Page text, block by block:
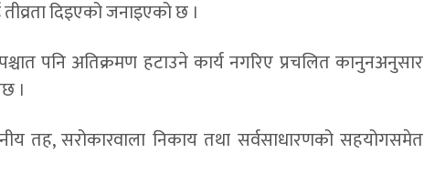
दिइएको जनाइएको छ ।
पनि अतिक्रमण हटाउने कार्य नगरिए प्रचलित कानुनअनुसार
।
तह, सरोकारवाला निकाय तथा सर्वसाधारणको सहयोगसमेत